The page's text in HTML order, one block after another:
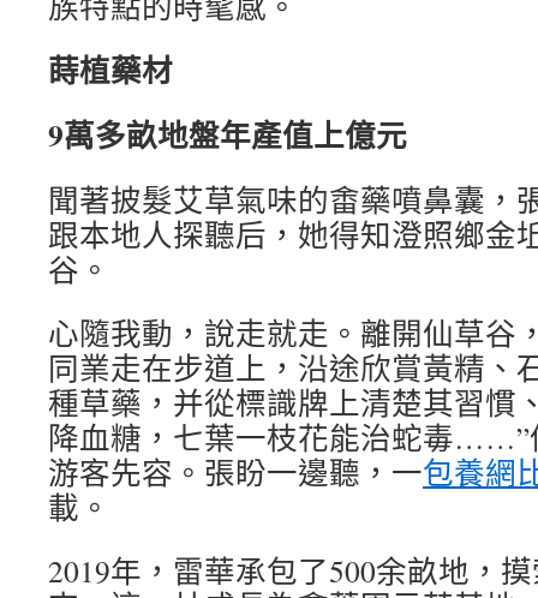
蒔植藥材
9萬多畝地盤年產值上億元
聞著披髮艾草氣味的畬藥噴鼻囊，
跟本地人探聽后，她得知澄照鄉金
谷。
心隨我動，說走就走。離開仙草谷
同業走在步道上，沿途欣賞黃精、
種草藥，并從標識牌上清楚其習慣
降血糖，七葉一枝花能治蛇毒……”
游客先容。張盼一邊聽，一包養網
載。
2019年，雷華承包了500余畝地，